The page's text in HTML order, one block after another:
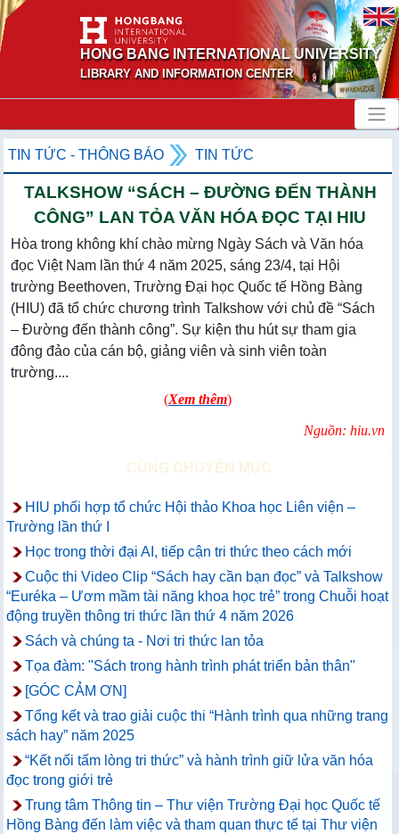
HONG BANG INTERNATIONAL UNIVERSITY
LIBRARY AND INFORMATION CENTER
TIN TỨC - THÔNG BÁO TIN TỨC
TALKSHOW “SÁCH – ĐƯỜNG ĐẾN THÀNH
CÔNG” LAN TỎA VĂN HÓA ĐỌC TẠI HIU
Hòa trong không khí chào mừng Ngày Sách và Văn hóa
đọc Việt Nam lần thứ 4 năm 2025, sáng 23/4, tại Hội
trường Beethoven, Trường Đại học Quốc tế Hồng Bàng
(HIU) đã tổ chức chương trình Talkshow với chủ đề “Sách
– Đường đến thành công”. Sự kiện thu hút sự tham gia
đông đảo của cán bộ, giảng viên và sinh viên toàn
trường....
(Xem thêm)
Nguồn: hiu.vn
CÙNG CHUYÊN MỤC
HIU phối hợp tổ chức Hội thảo Khoa học Liên viện –
Trường lần thứ I
Học trong thời đại AI, tiếp cận tri thức theo cách mới
Cuộc thi Video Clip “Sách hay cần bạn đọc” và Talkshow
“Euréka – Ươm mầm tài năng khoa học trẻ” trong Chuỗi hoạt
động truyền thông tri thức lần thứ 4 năm 2026
Sách và chúng ta - Nơi tri thức lan tỏa
Tọa đàm: "Sách trong hành trình phát triển bản thân"
[GÓC CẢM ƠN]
Tổng kết và trao giải cuộc thi “Hành trình qua những trang
sách hay” năm 2025
“Kết nối tấm lòng tri thức” và hành trình giữ lửa văn hóa
đọc trong giới trẻ
Trung tâm Thông tin – Thư viện Trường Đại học Quốc tế
Hồng Bàng đến làm việc và tham quan thực tế tại Thư viện